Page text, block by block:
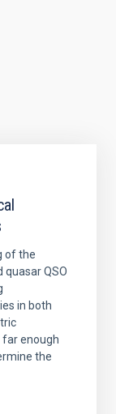
of the
QSO
in both
far enough
the